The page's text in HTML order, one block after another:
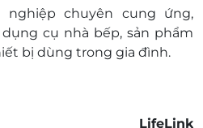
nghiệp chuyên cung ứng,
cụ nhà bếp, sản phẩm
bị dùng trong gia đình.
LifeLink